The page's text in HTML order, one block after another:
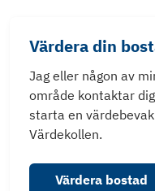
Värdera din
Jag eller någon av
område kontaktar
starta en
Värdekollen.
Värdera bostad